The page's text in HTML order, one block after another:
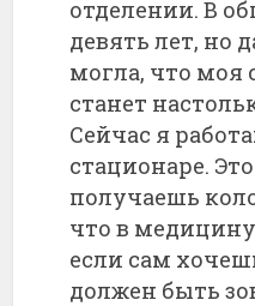
отделении. В
девять лет, но
могла, что моя
станет
Сейчас я
стационаре.
получаешь
что в
если сам
должен быть